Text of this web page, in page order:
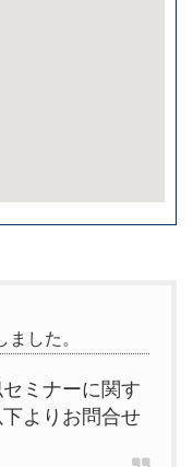
した。
ミナーに関す
よりお問合せ